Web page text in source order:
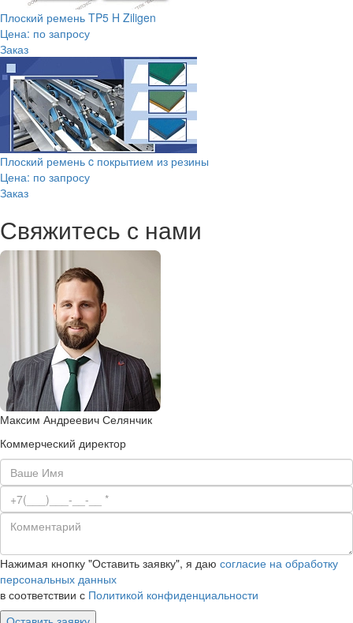
Плоский ремень TP5 H Ziligen
Цена: по запросу
Заказ
Плоский ремень c покрытием из резины
Цена: по запросу
Заказ
Свяжитесь с нами
Максим Андреевич Селянчик
Коммерческий директор
Нажимая кнопку "Оставить заявку", я даю согласие на обработку
персональных данных
в соответствии с Политикой конфиденциальности